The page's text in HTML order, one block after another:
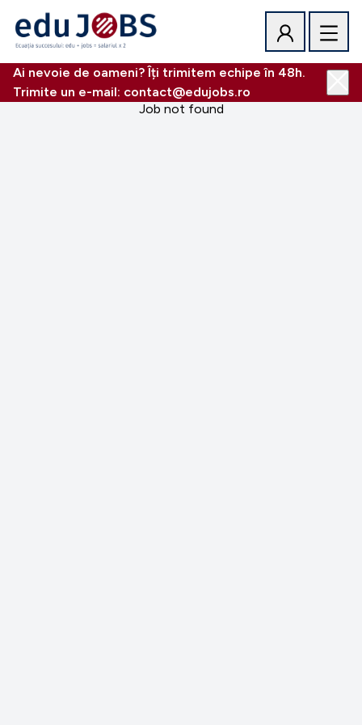
Ai nevoie de oameni? Îți trimitem echipe în 48h.
Trimite un e-mail: contact@edujobs.ro
Job not found